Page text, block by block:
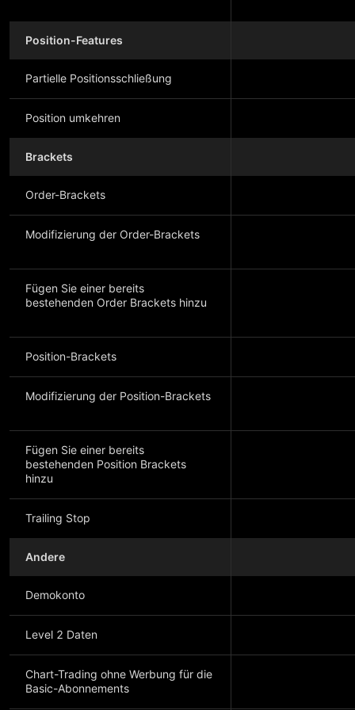
Position-Features
Partielle Positionsschließung
Position umkehren
Brackets
Order-Brackets
Modifizierung der Order-Brackets
Fügen Sie einer bereits
bestehenden Order Brackets hinzu
Position-Brackets
Modifizierung der Position-Brackets
Fügen Sie einer bereits
bestehenden Position Brackets
hinzu
Trailing Stop
Andere
Demokonto
Level 2 Daten
Chart-Trading ohne Werbung für die
Basic-Abonnements